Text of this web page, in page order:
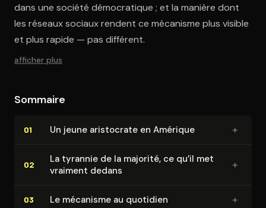
dans une société démocratique ; et la manière dont
les réseaux sociaux rendent ce mécanisme plus visible
et plus rapide — pas différent.
afficher plus
Sommaire
01 Un jeune aristocrate en Amérique +
02
La tyrannie de la majorité, ce qu’il met
vraiment dedans
+
03 Le mécanisme au quotidien +